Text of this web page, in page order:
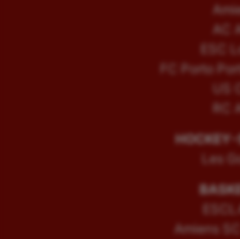
AC
ESC
FC Porto
US
RC
Les
Amiens